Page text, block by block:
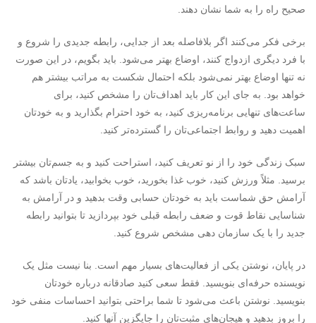
صحیح راه را به شما نشان دهند.
برخی فکر می‌کنند اگر بلافاصله بعد از جدایی، رابطه جدیدی را شروع و
با فرد دیگری ازدواج کنند، اوضاع بهتر می‌شود. باید بگویم، در این صورت
نه تنها اوضاع بهتر نمی‌شود بلکه احتمال شکست به مراتب بیشتر هم
خواهد بود. به جای این کار باید اهداف‌تان را مشخص کنید، برای
ساعت‌های تنهایی برنامه‌ریزی کنید، به خود احترام بگذارید و به خودتان
اهمیت دهید و روابط اجتماعی‌تان را گسترده‌تر کنید.
سبک زندگی خود را از نو تعریف کنید، استراحت کنید و به جسم‌تان بیشتر
برسید. مثلاً ورزش کنید، خوب غذا بخورید، خوب بخوابید، یادتان باشد که
آرامش حق شماست باید به خودتان حسابی وقت بدهید و در آرامش به
شناسایی نقاط قوت و ضعف رابطه قبلی خود بپردازید تا بتوانید رابطه
جدید را با یک سازمان دهی مشخص شروع کنید.
در پایان، نوشتن یکی از فعالیت‌های بسیار مهم است. بنا نیست مثل یک
نویسنده حرفه‌ای بنویسید. فقط سعی کنید صادقانه درباره خودتان
بنویسید. نوشتن باعث می‌شود تا شما براحتی بتوانید احساسات منفی خود
را بروز بدهید و هیجان‌های مثبت‌تان را جایگزین آنها کنید.